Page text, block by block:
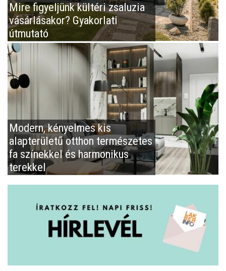
Mire figyeljünk kültéri zsaluzia
vásárlásakor? Gyakorlati
útmutató
Modern, kényelmes kis
alapterületű otthon természetes
fa színekkel és harmonikus
terekkel